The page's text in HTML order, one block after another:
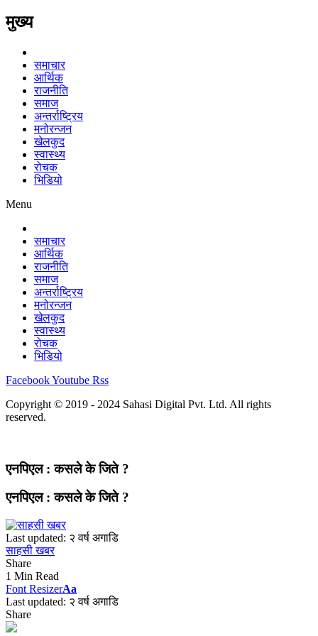
मुख्य
समाचार
आर्थिक
राजनीति
समाज
अन्तर्राष्ट्रिय
मनोरन्जन
खेलकुद
स्वास्थ्य
रोचक
भिडियो
Menu
समाचार
आर्थिक
राजनीति
समाज
अन्तर्राष्ट्रिय
मनोरन्जन
खेलकुद
स्वास्थ्य
रोचक
भिडियो
FacebookYoutube Rss
Copyright © 2019 - 2024 Sahasi Digital Pvt. Ltd. All rights
reserved.
एनपिएल : कसले के जिते ?
एनपिएल : कसले के जिते ?
Last updated: २ वर्ष अगाडि
साहसी खबर
Share
1 Min Read
Font ResizerAa
Last updated: २ वर्ष अगाडि
Share